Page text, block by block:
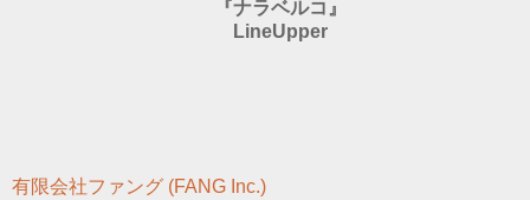
『ナラベルコ』
LineUpper
有限会社ファング (FANG Inc.)